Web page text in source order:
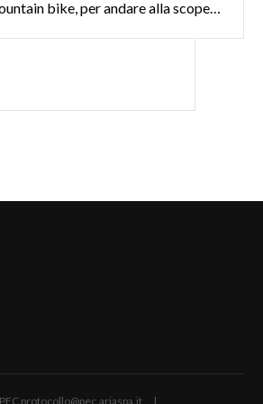
mountain bike, per andare alla scoperta dei mestieri di un tempo e di panorami mozzafiato.
protocollo@pec.ariaspa.it |